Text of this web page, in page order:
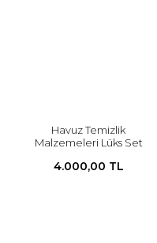
Havuz Temizlik
Malzemeleri Lüks Set
4.000,00 TL